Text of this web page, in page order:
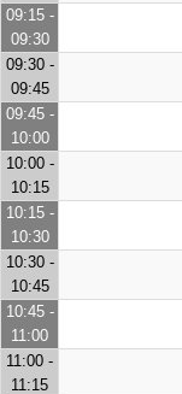
09:15 -
09:30
09:30 -
09:45
09:45 -
10:00
10:00 -
10:15
10:15 -
10:30
10:30 -
10:45
10:45 -
11:00
11:00 -
11:15